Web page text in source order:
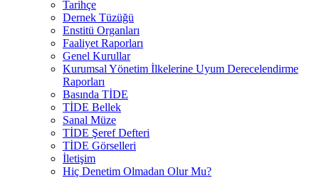
Tarihçe
Dernek Tüzüğü
Enstitü Organları
Faaliyet Raporları
Genel Kurullar
Kurumsal Yönetim İlkelerine Uyum Derecelendirme
Raporları
Basında TİDE
TİDE Bellek
Sanal Müze
TİDE Şeref Defteri
TİDE Görselleri
İletişim
Hiç Denetim Olmadan Olur Mu?